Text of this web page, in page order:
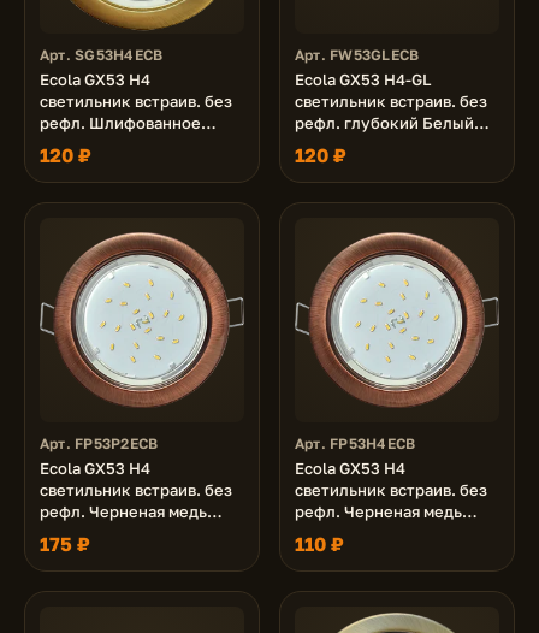
Арт. SG53H4ECB
Ecola GX53 H4
светильник встраив. без
рефл. Шлифованное
золото 38x106 (к+)
120 ₽
Арт. FW53GLECB
Ecola GX53 H4-GL
светильник встраив. без
рефл. глубокий Белый
48x106 (к+)
120 ₽
Арт. FP53P2ECB
Ecola GX53 H4
светильник встраив. без
рефл. Черненая медь
38x106 - 2pack (кd102)
175 ₽
Арт. FP53H4ECB
Ecola GX53 H4
светильник встраив. без
рефл. Черненая медь
38x106 (к+)
110 ₽